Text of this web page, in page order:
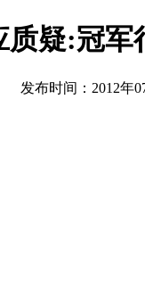
疑:冠军
发布时间：2012年